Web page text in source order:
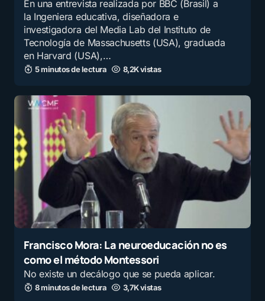
En una entrevista realizada por BBC (Brasil) a
la Ingeniera educativa, diseñadora e
investigadora del Media Lab del Instituto de
Tecnología de Massachusetts (USA), graduada
en Harvard (USA),…
5 minutos de lectura 8,2K vistas
Francisco Mora: La neuroeducación no es
como el método Montessori
No existe un decálogo que se pueda aplicar.
8 minutos de lectura 3,7K vistas